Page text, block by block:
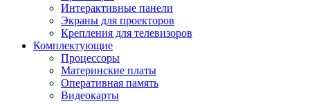
Интерактивные панели
Экраны для проекторов
Крепления для телевизоров
Комплектующие
Процессоры
Материнские платы
Оперативная память
Видеокарты